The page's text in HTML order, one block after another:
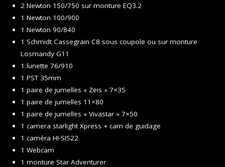
2 Newton 150/750 sur monture EQ3.2
1 Newton 100/900
1 Newton 90/840
1 Schmidt Cassegrain C8 sous coupole ou sur monture
Losmandy G11
1 lunette 76/910
1 PST 35mm
1 paire de jumelles « Zeis » 7×35
1 paire de jumelles 11×80
1 paire de jumelles « Vivastar » 7×50
1 camera starlight Xpress + cam de guidage
1 caméra HI-SIS22
1 Webcam
1 monture Star Adventurer